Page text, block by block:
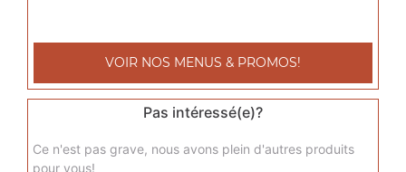
oignons, chèvre
9.00€
del grec junior
VOIR NOS MENUS & PROMOS!
Pas intéressé(e)?
Ce n'est pas grave, nous avons plein d'autres produits
pour vous!